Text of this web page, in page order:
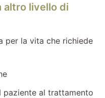
altro livello di
per la vita che richiede
paziente al trattamento